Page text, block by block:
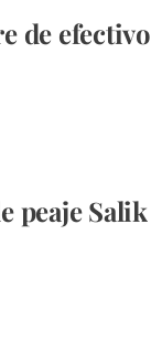
de efectivo
peaje Salik